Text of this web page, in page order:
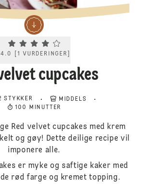
Current rating 4.0. Click to rate.
4.0 1 VURDERINGER
cupcakes
STYKKER
MIDDELS
100 MINUTTER
Red velvet cupcakes med krem
og gøy! Dette deilige recipe vil
imponere alle.
er myke og saftige kaker med
rød farge og kremet topping.